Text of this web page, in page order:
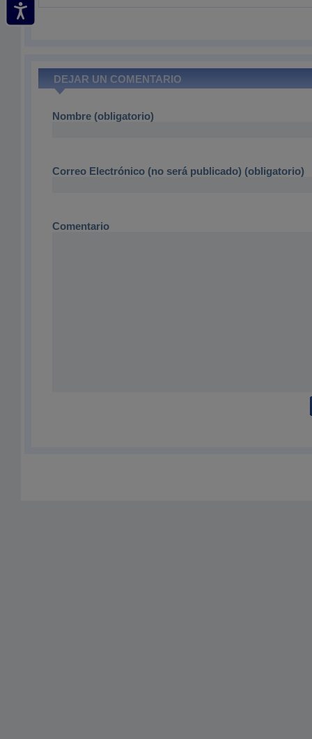
DEJAR UN COMENTARIO
Nombre (obligatorio)
Correo Electrónico (no será publicado) (obligatorio)
Comentario